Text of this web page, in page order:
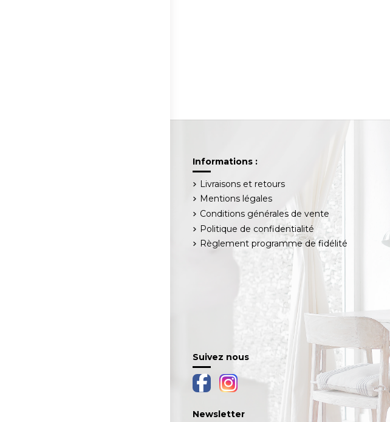
Informations :
Livraisons et retours
Mentions légales
Conditions générales de vente
Politique de confidentialité
Règlement programme de fidélité
Suivez nous
Newsletter